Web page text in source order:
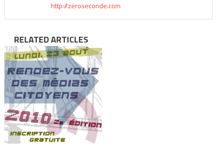
http://zeroseconde.com
RELATED ARTICLES